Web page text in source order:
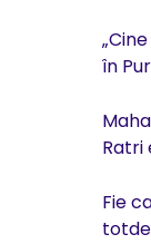
în
Ratri
Fie